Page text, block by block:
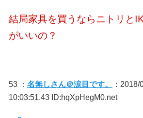
結局家具を買うならニトリと
がいいの？
53 ： 名無しさん＠涙目です。
：
10:03:51.43 ID:hqXpHegM0.net